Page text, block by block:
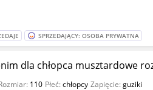
SPRZEDAJĄCY: OSOBA PRYWATNA
dla chłopca musztardowe
110 Płeć:chłopcy Zapięcie:guziki